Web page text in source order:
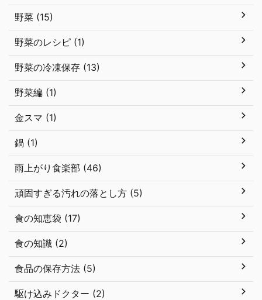
野菜 (15)
野菜のレシピ (1)
野菜の冷凍保存 (13)
野菜編 (1)
金スマ (1)
鍋 (1)
雨上がり食楽部 (46)
頑固すぎる汚れの落とし方 (5)
食の知恵袋 (17)
食の知識 (2)
食品の保存方法 (5)
駆け込みドクター (2)